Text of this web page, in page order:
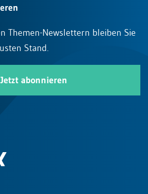
Themen-Newslettern bleiben Sie
Stand.
Jetzt abonnieren